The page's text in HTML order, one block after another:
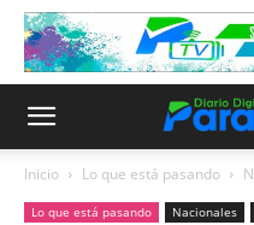
Inicio Lo que está pasando
Lo que está pasando Nacionales